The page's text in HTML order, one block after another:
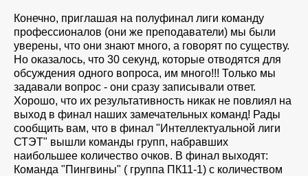
Конечно, приглашая на полуфинал лиги команду
профессионалов (они же преподаватели) мы были
уверены, что они знают много, а говорят по существу.
Но оказалось, что 30 секунд, которые отводятся для
обсуждения одного вопроса, им много!!! Только мы
задавали вопрос - они сразу записывали ответ.
Хорошо, что их результативность никак не повлиял на
выход в финал наших замечательных команд! Рады
сообщить вам, что в финал "Интеллектуальной лиги
СТЭТ" вышли команды групп, набравших
наибольшее количество очков. В финал выходят:
Команда "Пингвины" ( группа ПК11-1) с количеством